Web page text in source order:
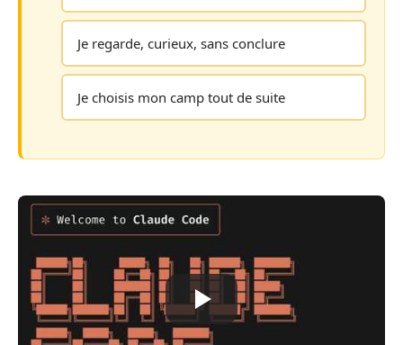
Je regarde, curieux, sans conclure
Je choisis mon camp tout de suite